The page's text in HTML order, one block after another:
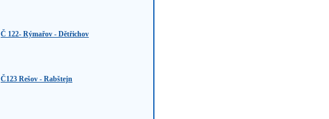
Č 122- Rýmařov - Dětřichov
Č123 Rešov - Rabštejn